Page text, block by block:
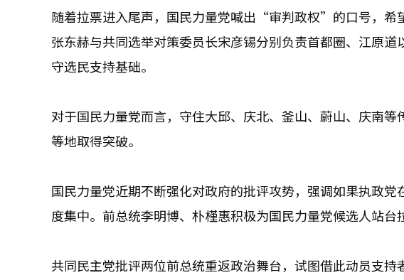
随着拉票进入尾声，国民力量党喊出“审判政权”的口号，希
张东赫与共同选举对策委员长宋彦锡分别负责首都圈、江原
守选民支持基础。
对于国民力量党而言，守住大邱、庆北、釜山、蔚山、庆南
等地取得突破。
国民力量党近期不断强化对政府的批评攻势，强调如果执政
度集中。前总统李明博、朴槿惠积极为国民力量党候选人站台
共同民主党批评两位前总统重返政治舞台，试图借此动员支